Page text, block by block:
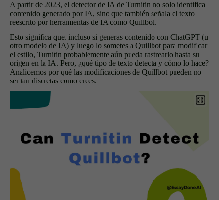
A partir de 2023, el detector de IA de Turnitin no solo identifica
contenido generado por IA, sino que también señala el texto
reescrito por herramientas de IA como Quillbot.
Esto significa que, incluso si generas contenido con ChatGPT (u
otro modelo de IA) y luego lo sometes a Quillbot para modificar
el estilo, Turnitin probablemente aún pueda rastrearlo hasta su
origen en la IA. Pero, ¿qué tipo de texto detecta y cómo lo hace?
Analicemos por qué las modificaciones de Quillbot pueden no
ser tan discretas como crees.